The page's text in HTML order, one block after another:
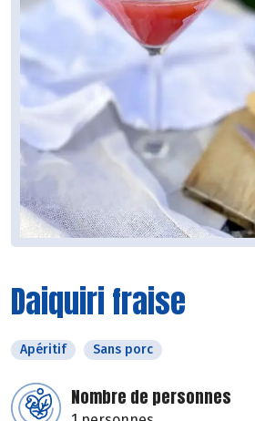
Daiquiri fraise
Apéritif Sans porc
Nombre de personnes